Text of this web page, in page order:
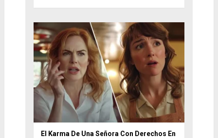
El Karma De Una Señora Con Derechos En